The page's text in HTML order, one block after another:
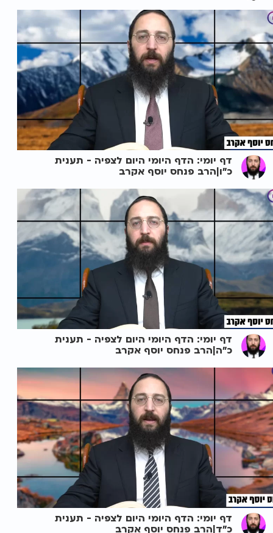
דף יומי: הדף היומי היום לצפיה - תענית
כ"ו|הרב פנחס יוסף אקרב
דף יומי: הדף היומי היום לצפיה - תענית
כ"ה|הרב פנחס יוסף אקרב
דף יומי: הדף היומי היום לצפיה - תענית
כ"ד|הרב פנחס יוסף אקרב